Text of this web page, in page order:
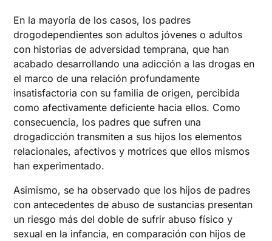
En la mayoría de los casos, los padres
drogodependientes son adultos jóvenes o adultos
con historias de adversidad temprana, que han
acabado desarrollando una adicción a las drogas en
el marco de una relación profundamente
insatisfactoria con su familia de origen, percibida
como afectivamente deficiente hacia ellos. Como
consecuencia, los padres que sufren una
drogadicción transmiten a sus hijos los elementos
relacionales, afectivos y motrices que ellos mismos
han experimentado.
Asimismo, se ha observado que los hijos de padres
con antecedentes de abuso de sustancias presentan
un riesgo más del doble de sufrir abuso físico y
sexual en la infancia, en comparación con hijos de